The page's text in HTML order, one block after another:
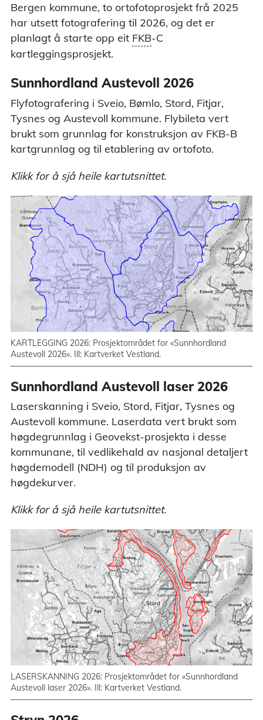
Bergen kommune, to ortofotoprosjekt frå 2025
har utsett fotografering til 2026, og det er
planlagt å starte opp eit FKB
FKB - FKB (Felles kartdatabase) er en samling datasett med
de mest detaljerte kartdataene. De er et resultat av et
spleiselag mellom staten, kommunene, energiverkene og
saksbehandling, prosjektering og til geografiske analyser.
Dataene er tilpasset bruk i målestokk 1:500 til 1:30 000.
-C
kartleggingsprosjekt.
Sunnhordland Austevoll 2026
Flyfotografering i Sveio, Bømlo, Stord, Fitjar,
Tysnes og Austevoll kommune. Flybileta vert
brukt som grunnlag for konstruksjon av FKB-B
kartgrunnlag og til etablering av ortofoto.
Klikk for å sjå heile kartutsnittet.
KARTLEGGING 2026: Prosjektområdet for «Sunnhordland
Austevoll 2026». Ill: Kartverket Vestland.
Sunnhordland Austevoll laser 2026
Laserskanning i Sveio, Stord, Fitjar, Tysnes og
Austevoll kommune. Laserdata vert brukt som
høgdegrunnlag i Geovekst-prosjekta i desse
kommunane, til vedlikehald av nasjonal detaljert
høgdemodell (NDH) og til produksjon av
høgdekurver.
Klikk for å sjå heile kartutsnittet.
LASERSKANNING 2026: Prosjektområdet for «Sunnhordland
Austevoll laser 2026». Ill: Kartverket Vestland.